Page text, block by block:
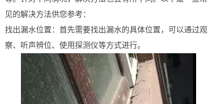
见的解决方法供您参考：
找出漏水位置：首先需要找出漏水的具体位置，可以通过观
察、听声辨位、使用探测仪等方式进行。